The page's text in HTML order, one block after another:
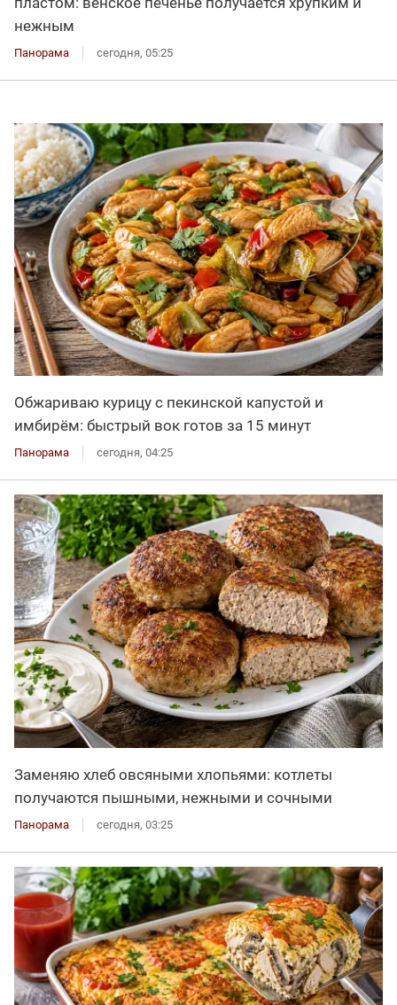
нежным
Панорама сегодня, 05:25
Обжариваю курицу с пекинской капустой и
имбирём: быстрый вок готов за 15 минут
Панорама сегодня, 04:25
Заменяю хлеб овсяными хлопьями: котлеты
получаются пышными, нежными и сочными
Панорама сегодня, 03:25